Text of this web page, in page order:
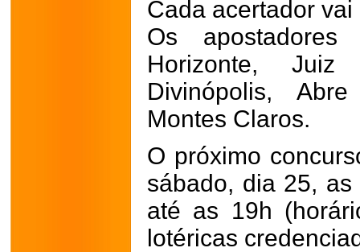
Cada acertador
Os
Horizonte,
Divinópolis,
Montes Claros.
O próximo
sábado, dia 25,
até as 19h
lotéricas